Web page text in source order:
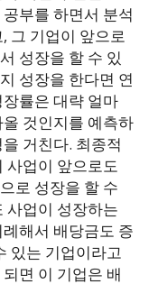
부를 하면서 분석
그 기업이 앞으로
성장을 할 수 있
성장을 한다면 연
률은 대략 얼마
것인지를 예측하
거친다. 최종적
사업이 앞으로도
로 성장을 할 수
사업이 성장하는
해서 배당금도 증
있는 기업이라고
면 이 기업은 배